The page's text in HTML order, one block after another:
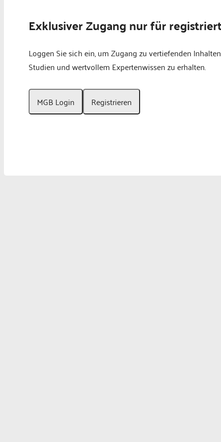
Exklusiver Zugang nur für
Loggen Sie sich ein, um Zugang zu vertiefenden
Studien und wertvollem Expertenwissen zu erhalten.
MGB Login Registrieren